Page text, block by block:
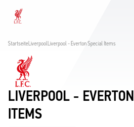
Now live
StartseiteLiverpoolLiverpool - Everton Special Items
LIVERPOOL -
ITEMS